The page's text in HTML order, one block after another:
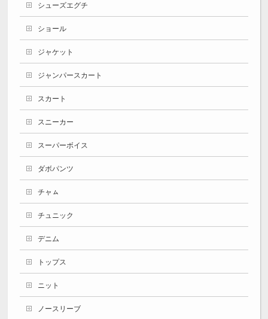
シューズエグチ
ショール
ジャケット
ジャンパースカート
スカート
スニーカー
スーパーボイス
ダボパンツ
チャㇺ
チュニック
デニム
トップス
ニット
ノースリーブ